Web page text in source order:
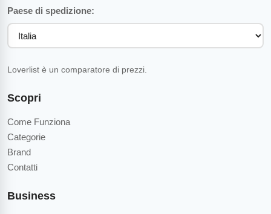
Scopri
Come Funziona
Categorie
Brand
Contatti
Business
Paese di spedizione:
Loverlist è un comparatore di prezzi.